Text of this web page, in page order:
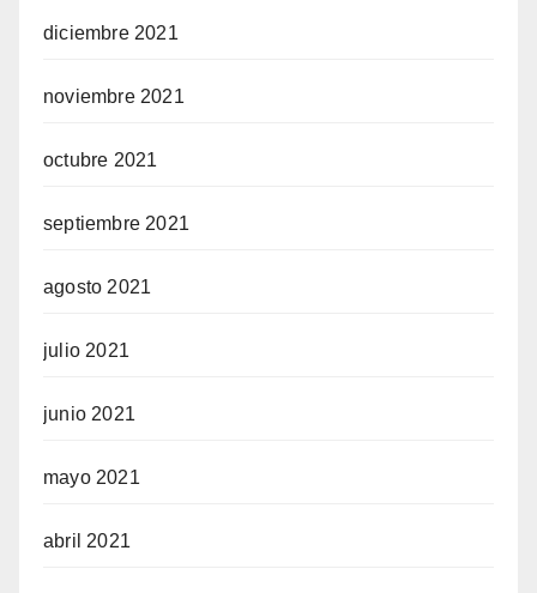
diciembre 2021
noviembre 2021
octubre 2021
septiembre 2021
agosto 2021
julio 2021
junio 2021
mayo 2021
abril 2021